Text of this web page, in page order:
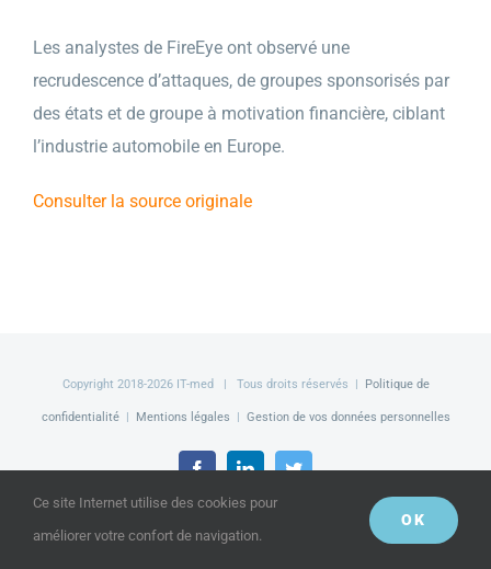
Les analystes de FireEye ont observé une
recrudescence d’attaques, de groupes sponsorisés par
des états et de groupe à motivation financière, ciblant
l’industrie automobile en Europe.
Consulter la source originale
Copyright 2018-2026 IT-med | Tous droits réservés | Politique de
confidentialité| Mentions légales | Gestion de vos données personnelles
FacebookLinkedInTwitter
Ce site Internet utilise des cookies pour
améliorer votre confort de navigation.
OK